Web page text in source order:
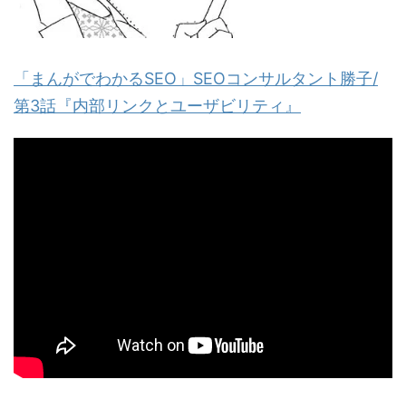
「まんがでわかるSEO」SEOコンサルタント勝子/
第3話『内部リンクとユーザビリティ』